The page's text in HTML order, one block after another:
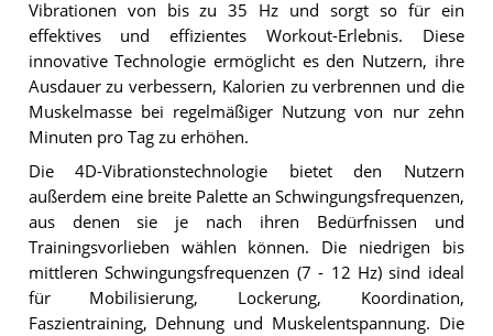
Vibrationen von bis zu 35 Hz und sorgt so für ein
effektives und effizientes Workout-Erlebnis. Diese
innovative Technologie ermöglicht es den Nutzern, ihre
Ausdauer zu verbessern, Kalorien zu verbrennen und die
Muskelmasse bei regelmäßiger Nutzung von nur zehn
Minuten pro Tag zu erhöhen.
Die 4D-Vibrationstechnologie bietet den Nutzern
außerdem eine breite Palette an Schwingungsfrequenzen,
aus denen sie je nach ihren Bedürfnissen und
Trainingsvorlieben wählen können. Die niedrigen bis
mittleren Schwingungsfrequenzen (7 - 12 Hz) sind ideal
für Mobilisierung, Lockerung, Koordination,
Faszientraining, Dehnung und Muskelentspannung. Die